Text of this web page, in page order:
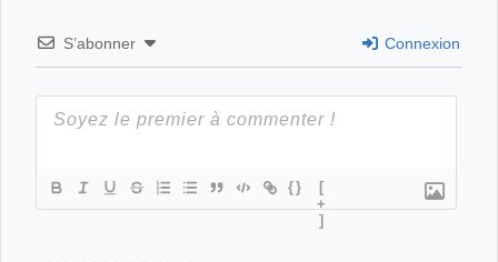
S’abonner Connexion
{}
[
+
]